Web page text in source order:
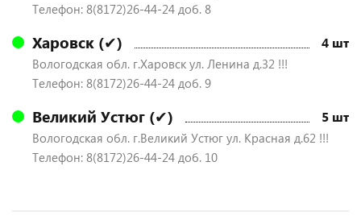
Телефон: 8(8172)26-44-24 доб. 8
Харовск (✔) 4 шт
Вологодская обл. г.Харовск ул. Ленина д.32 !!!
Телефон: 8(8172)26-44-24 доб. 9
Великий Устюг (✔) 5 шт
Вологодская обл. г.Великий Устюг ул. Красная д.62 !!!
Телефон: 8(8172)26-44-24 доб. 10